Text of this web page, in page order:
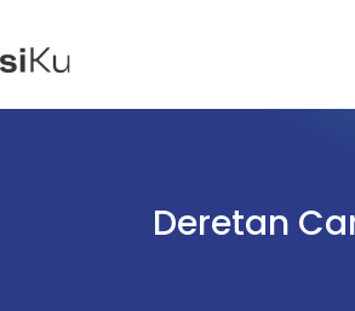
Deretan